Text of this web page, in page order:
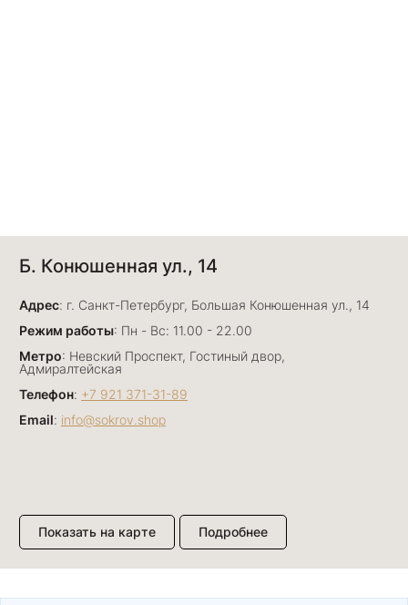
Б. Конюшенная ул., 14
Адрес: г. Санкт-Петербург, Большая Конюшенная ул., 14
Режим работы: Пн - Вс: 11.00 - 22.00
Метро: Невский Проспект, Гостиный двор,
Адмиралтейская
Телефон: +7 921 371-31-89
Email: info@sokrov.shop
Показать на карте Подробнее